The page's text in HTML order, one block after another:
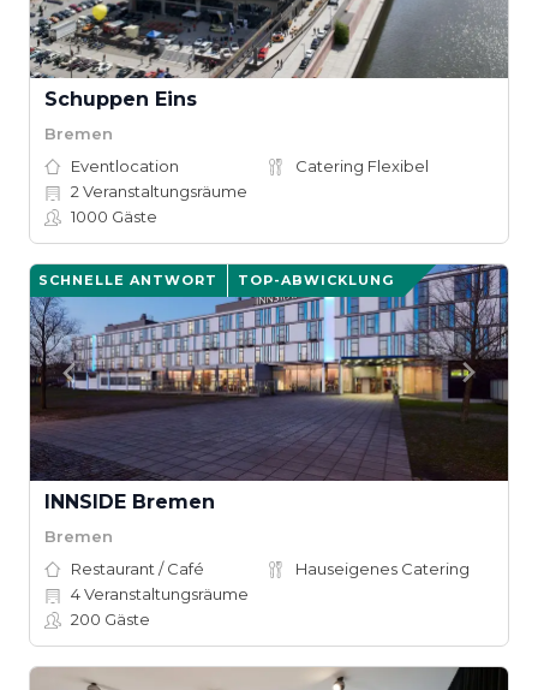
Schuppen Eins
Bremen
Eventlocation
Catering Flexibel
2 Veranstaltungsräume
1000 Gäste
SCHNELLE ANTWORT TOP-ABWICKLUNG
INNSIDE Bremen
Bremen
Restaurant / Café
Hauseigenes Catering
4Veranstaltungsräume
200 Gäste